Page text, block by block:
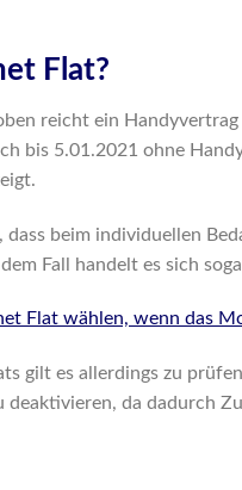
Flat?
reicht ein
bis 5.01.2021 ohne
dass beim individuellen
Fall handelt es sich
Flat wählen, wenn das
gilt es allerdings zu
deaktivieren, da dadurch